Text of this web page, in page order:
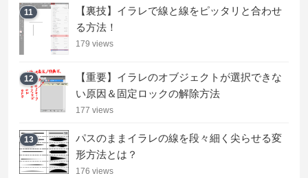
11
【裏技】イラレで線と線をピッタリと合わせ
る方法！
179 views
12
【重要】イラレのオブジェクトが選択できな
い原因＆固定ロックの解除方法
177 views
13
パスのままイラレの線を段々細く尖らせる変
形方法とは？
176 views